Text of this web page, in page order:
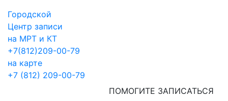
Городской
Центр записи
на МРТ и КТ
+7(812)209-00-79
на карте
+7 (812) 209-00-79
ПОМОГИТЕ ЗАПИСАТЬСЯ